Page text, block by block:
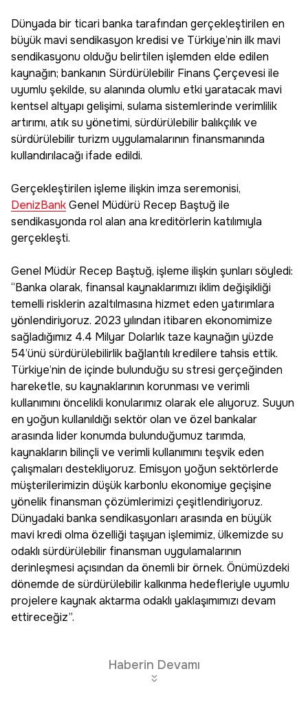
Dünyada bir ticari banka tarafından gerçekleştirilen en
büyük mavi sendikasyon kredisi ve Türkiye’nin ilk mavi
sendikasyonu olduğu belirtilen işlemden elde edilen
kaynağın; bankanın Sürdürülebilir Finans Çerçevesi ile
uyumlu şekilde, su alanında olumlu etki yaratacak mavi
kentsel altyapı gelişimi, sulama sistemlerinde verimlilik
artırımı, atık su yönetimi, sürdürülebilir balıkçılık ve
sürdürülebilir turizm uygulamalarının finansmanında
kullandırılacağı ifade edildi.
Gerçekleştirilen işleme ilişkin imza seremonisi,
DenizBankGenel Müdürü Recep Baştuğ ile
sendikasyonda rol alan ana kreditörlerin katılımıyla
gerçekleşti.
Genel Müdür Recep Baştuğ, işleme ilişkin şunları söyledi:
“Banka olarak, finansal kaynaklarımızı iklim değişikliği
temelli risklerin azaltılmasına hizmet eden yatırımlara
yönlendiriyoruz. 2023 yılından itibaren ekonomimize
sağladığımız 4.4 Milyar Dolarlık taze kaynağın yüzde
54’ünü sürdürülebilirlik bağlantılı kredilere tahsis ettik.
Türkiye’nin de içinde bulunduğu su stresi gerçeğinden
hareketle, su kaynaklarının korunması ve verimli
kullanımını öncelikli konularımız olarak ele alıyoruz. Suyun
en yoğun kullanıldığı sektör olan ve özel bankalar
arasında lider konumda bulunduğumuz tarımda,
kaynakların bilinçli ve verimli kullanımını teşvik eden
çalışmaları destekliyoruz. Emisyon yoğun sektörlerde
müşterilerimizin düşük karbonlu ekonomiye geçişine
yönelik finansman çözümlerimizi çeşitlendiriyoruz.
Dünyadaki banka sendikasyonları arasında en büyük
mavi kredi olma özelliği taşıyan işlemimiz, ülkemizde su
odaklı sürdürülebilir finansman uygulamalarının
derinleşmesi açısından da önemli bir örnek. Önümüzdeki
dönemde de sürdürülebilir kalkınma hedefleriyle uyumlu
projelere kaynak aktarma odaklı yaklaşımımızı devam
ettireceğiz”.
Haberin Devamı